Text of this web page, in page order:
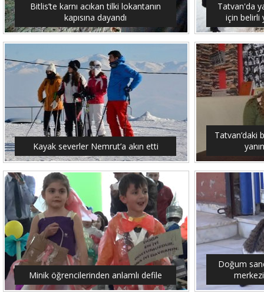
Bitlis’te karnı acıkan tilki lokantanın
kapısına dayandı
Tatvan'da
için belirli
Kayak severler Nemrut’a akın etti
Tatvan’daki
Minik öğrencilerinden anlamlı defile
Doğum